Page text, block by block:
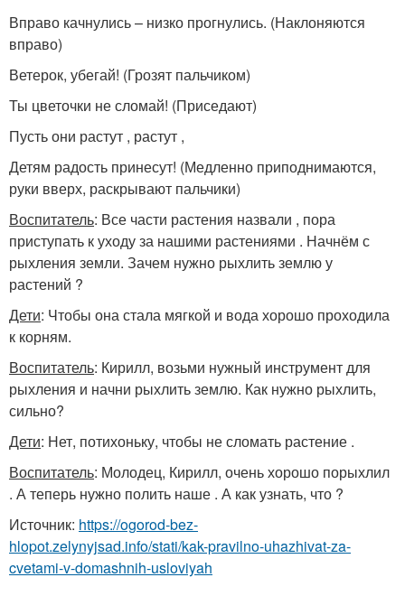
Вправо качнулись – низко прогнулись. (Наклоняются
вправо)
Ветерок, убегай! (Грозят пальчиком)
Ты цветочки не сломай! (Приседают)
Пусть они растут , растут ,
Детям радость принесут! (Медленно приподнимаются,
руки вверх, раскрывают пальчики)
Воспитатель: Все части растения назвали , пора
приступать к уходу за нашими растениями . Начнём с
рыхления земли. Зачем нужно рыхлить землю у
растений ?
Дети: Чтобы она стала мягкой и вода хорошо проходила
к корням.
Воспитатель: Кирилл, возьми нужный инструмент для
рыхления и начни рыхлить землю. Как нужно рыхлить,
сильно?
Дети: Нет, потихоньку, чтобы не сломать растение .
Воспитатель: Молодец, Кирилл, очень хорошо порыхлил
. А теперь нужно полить наше . А как узнать, что ?
Источник: https://ogorod-bez-
hlopot.zelynyjsad.info/stati/kak-pravilno-uhazhivat-za-
cvetami-v-domashnih-usloviyah